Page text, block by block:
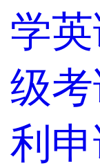
学
级
利